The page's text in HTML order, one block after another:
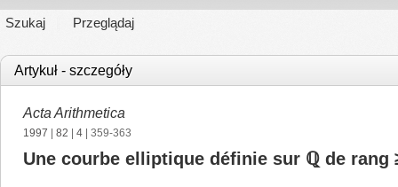
Szukaj Przeglądaj
Artykuł - szczegóły
Acta Arithmetica
1997 82 4 | 359-363
Une courbe elliptique définie sur ℚ de rang